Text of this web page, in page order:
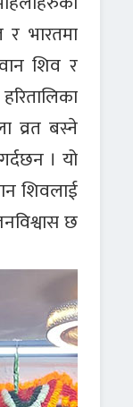
भारतमा
शिव र
व्रत बस्ने
। यो
शिवलाई
छ